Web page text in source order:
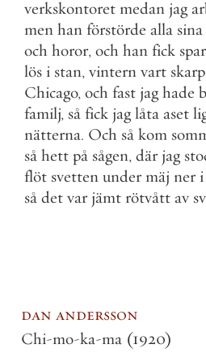
verkskontoret medan jag
men han förstörde alla sina
och horor, och han fick
lös i stan, vintern vart skarp
Chicago, och fast jag hade
familj, så fick jag låta aset
nätterna. Och så kom
så hett på sågen, där jag
flöt svetten under mäj ner i
så det var jämt rötvått av
dan andersson
Chi-mo-ka-ma (1920)